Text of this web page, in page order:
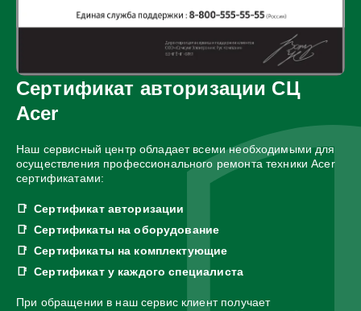
Сертификат авторизации СЦ
Acer
Наш сервисный центр обладает всеми необходимыми для
осуществления профессионального ремонта техники Acer
сертификатами:
Сертификат авторизации
Сертификаты на оборудование
Сертификаты на комплектующие
Сертификат у каждого специалиста
При обращении в наш сервис клиент получает